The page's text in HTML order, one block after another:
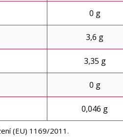
0 g
3,6 g
3,35 g
0 g
0,046 g
(EU) 1169/2011.